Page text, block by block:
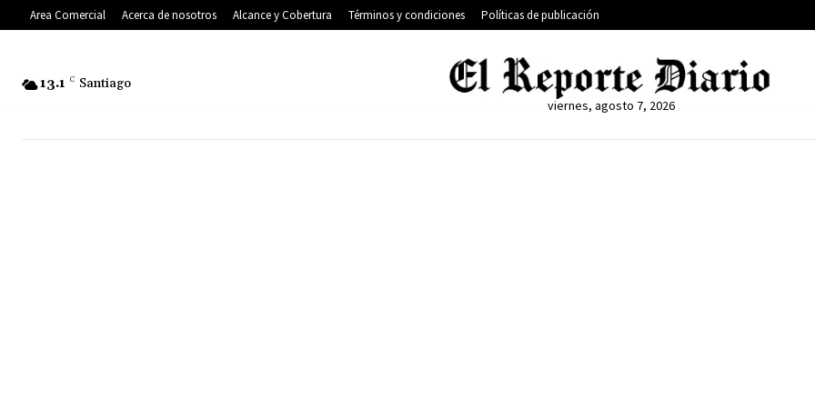
Area Comercial Acerca de nosotros Alcance y Cobertura Términos y condiciones Políticas de publicación
13.1 C Santiago
viernes, agosto 7, 2026